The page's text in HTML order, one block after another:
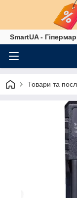
SmartUA -
Товари та